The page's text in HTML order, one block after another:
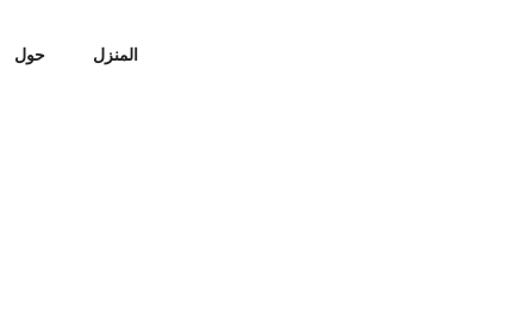
المنزل حول